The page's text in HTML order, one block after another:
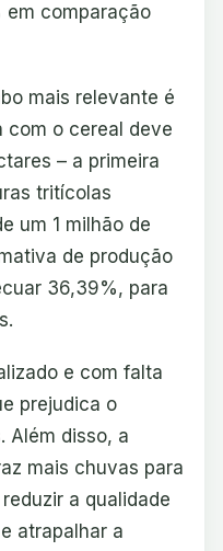
em comparação
mais relevante é
com o cereal deve
– a primeira
tritícolas
um 1 milhão de
de produção
36,39%, para
e com falta
prejudica o
Além disso, a
mais chuvas para
a qualidade
atrapalhar a